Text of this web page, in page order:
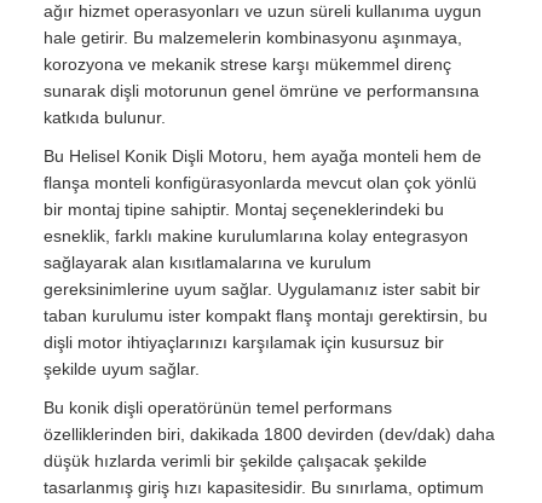
ağır hizmet operasyonları ve uzun süreli kullanıma uygun
hale getirir. Bu malzemelerin kombinasyonu aşınmaya,
korozyona ve mekanik strese karşı mükemmel direnç
sunarak dişli motorunun genel ömrüne ve performansına
katkıda bulunur.
Bu Helisel Konik Dişli Motoru, hem ayağa monteli hem de
flanşa monteli konfigürasyonlarda mevcut olan çok yönlü
bir montaj tipine sahiptir. Montaj seçeneklerindeki bu
esneklik, farklı makine kurulumlarına kolay entegrasyon
sağlayarak alan kısıtlamalarına ve kurulum
gereksinimlerine uyum sağlar. Uygulamanız ister sabit bir
taban kurulumu ister kompakt flanş montajı gerektirsin, bu
dişli motor ihtiyaçlarınızı karşılamak için kusursuz bir
şekilde uyum sağlar.
Bu konik dişli operatörünün temel performans
özelliklerinden biri, dakikada 1800 devirden (dev/dak) daha
düşük hızlarda verimli bir şekilde çalışacak şekilde
tasarlanmış giriş hızı kapasitesidir. Bu sınırlama, optimum